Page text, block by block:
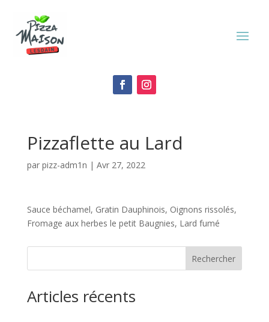
Pizzaflette au Lard
par pizz-adm1n | Avr 27, 2022
Sauce béchamel, Gratin Dauphinois, Oignons rissolés,
Fromage aux herbes le petit Baugnies, Lard fumé
Rechercher
Articles récents